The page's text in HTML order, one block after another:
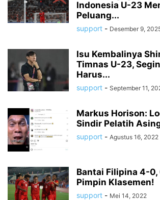
Indonesia U-23
Peluang...
support - Desember 9,
Isu Kembalinya
Timnas U-23,
Harus...
support - September 11,
Markus Horison:
Sindir Pelatih
support - Agustus 16, 2022
Bantai Filipina 4-0,
Pimpin Klasemen!
support - Mei 14, 2022